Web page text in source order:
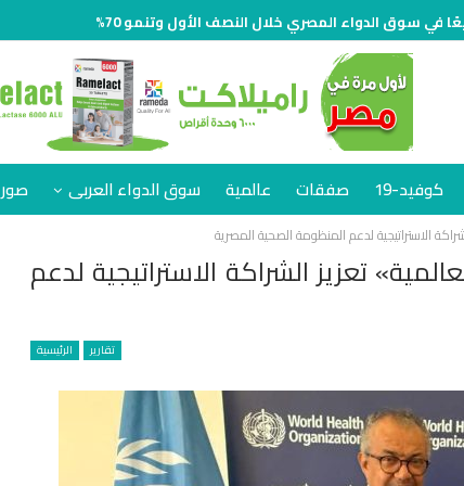
كوفيد-19 صفقات عالمية سوق الدواء العربى
الاستراتيجية لدعم المنظومة الصحية المصرية
تعزيز الشراكة الاستراتيجية لدعم
تقارير الرئيسية